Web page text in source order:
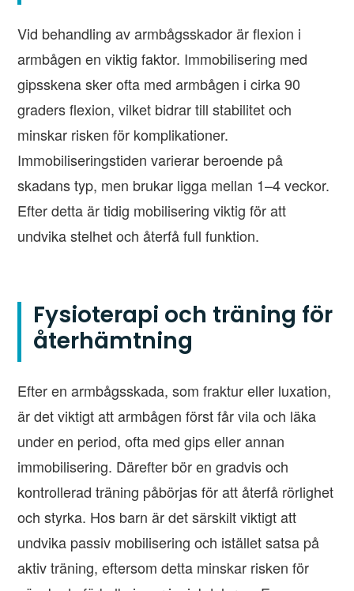
Vid behandling av armbågsskador är flexion i
armbågen en viktig faktor. Immobilisering med
gipsskena sker ofta med armbågen i cirka 90
graders flexion, vilket bidrar till stabilitet och
minskar risken för komplikationer.
Immobiliseringstiden varierar beroende på
skadans typ, men brukar ligga mellan 1–4 veckor.
Efter detta är tidig mobilisering viktig för att
undvika stelhet och återfå full funktion.
Fysioterapi och träning för
återhämtning
Efter en armbågsskada, som fraktur eller luxation,
är det viktigt att armbågen först får vila och läka
under en period, ofta med gips eller annan
immobilisering. Därefter bör en gradvis och
kontrollerad träning påbörjas för att återfå rörlighet
och styrka. Hos barn är det särskilt viktigt att
undvika passiv mobilisering och istället satsa på
aktiv träning, eftersom detta minskar risken för